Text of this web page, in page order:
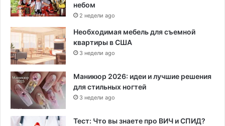
небом
2 недели ago
Необходимая мебель для съемной
квартиры в США
3 недели ago
Маникюр 2026: идеи и лучшие решения
для стильных ногтей
3 недели ago
Тест: Что вы знаете про ВИЧ и СПИД?